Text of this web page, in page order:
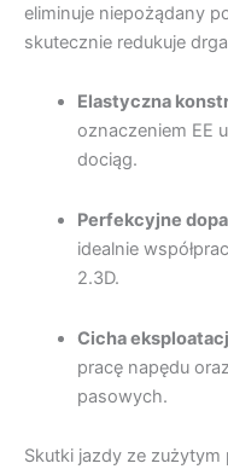
eliminuje niepożądany
skutecznie redukuje
Elastyczna
oznaczeniem EE
dociąg.
Perfekcyjne
idealnie
2.3D.
Cicha
pracę napędu
pasowych.
Skutki jazdy ze